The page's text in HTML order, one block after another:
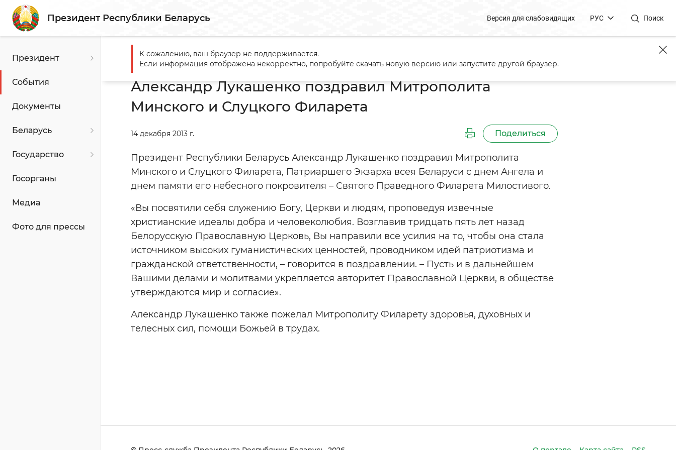
Президент Республики Беларусь Версия для слабовидящих РУС Поиск
Президент
События
Документы
Беларусь
Государство
Госорганы
Медиа
Фото для прессы
Главная События Александр Лукашенко поздравил Митрополита Минского и Слуцкого Филарета
Александр Лукашенко поздравил Митрополита
Минского и Слуцкого Филарета
14 декабря 2013 г. Поделиться
Президент Республики Беларусь Александр Лукашенко поздравил Митрополита
Минского и Слуцкого Филарета, Патриаршего Экзарха всея Беларуси с днем Ангела и
днем памяти его небесного покровителя – Святого Праведного Филарета Милостивого.
«Вы посвятили себя служению Богу, Церкви и людям, проповедуя извечные
христианские идеалы добра и человеколюбия. Возглавив тридцать пять лет назад
Белорусскую Православную Церковь, Вы направили все усилия на то, чтобы она стала
источником высоких гуманистических ценностей, проводником идей патриотизма и
гражданской ответственности, – говорится в поздравлении. – Пусть и в дальнейшем
Вашими делами и молитвами укрепляется авторитет Православной Церкви, в обществе
утверждаются мир и согласие».
Александр Лукашенко также пожелал Митрополиту Филарету здоровья, духовных и
телесных сил, помощи Божьей в трудах.
К сожалению, ваш браузер не поддерживается.
Если информация отображена некорректно, попробуйте скачать новую версию или запустите другой браузер.